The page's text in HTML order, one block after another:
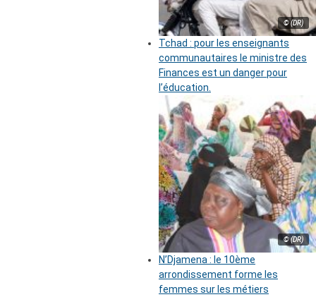
© (DR)
Tchad : pour les enseignants
communautaires le ministre des
Finances est un danger pour
l’éducation.
© (DR)
N’Djamena : le 10ème
arrondissement forme les
femmes sur les métiers